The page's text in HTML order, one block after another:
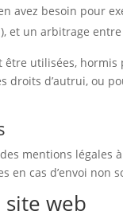
avez besoin pour
et un arbitrage
utilisées,
droits d’autrui, ou
mentions
en cas d’envoi
site web